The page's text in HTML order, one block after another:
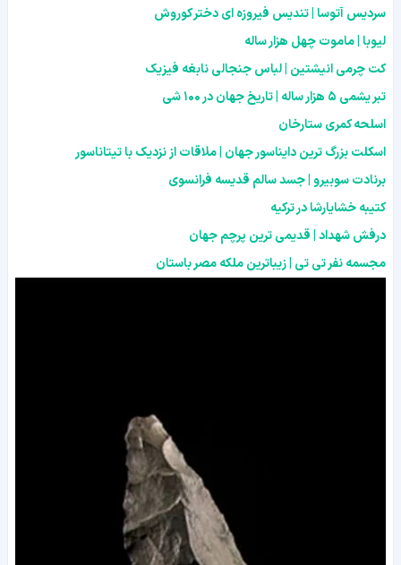
سردیس آتوسا | تندیس فیروزه ای دختر کوروش
لیوبا | ماموت چهل هزار ساله
کت چرمی انیشتین | لباس جنجالی نابغه فیزیک
تبر یشمی ۵ هزار ساله | تاریخ جهان در ۱۰۰ شی
اسلحه کمرى ستارخان
اسکلت بزرگ ترین دایناسور جهان | ملاقات از نزدیک با تیتاناسور
برنادت سوبیرو | جسد سالم قدیسه فرانسوی
کتیبه خشایارشا در ترکیه
درفش شهداد | قدیمی ترین پرچم جهان
مجسمه نفر تی تی | زیباترین ملکه مصر باستان